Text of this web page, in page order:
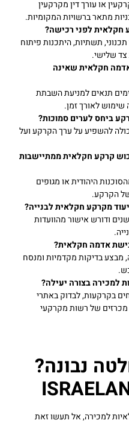
או עורך דין מקרקעין
מתאר ברשויות המקומיות.
לפני רכישה?
תשתיות, היתכנות פיתוח
צד שלישי.
חקלאית שאינה
תנאים למניעת השבתת
לאורך זמן.
ביחס לערים סמוכות?
להשפיע על ערך הקרקע ועל
קרקע חקלאית ממתיישבות
היהודית או מגופים
של הקרקע.
מקרקע חקלאית לבנייה?
ודורש אישור מהוועדות
אדמה חקלאית?
מבצע בדיקות מקדמיות ומנסח
למכירה בצורה יעילה?
בקרקעות, לבדוק באתרי
מכרזים של רשות מקרקעי
נבונה?
למכירה, אל תעשו זאת